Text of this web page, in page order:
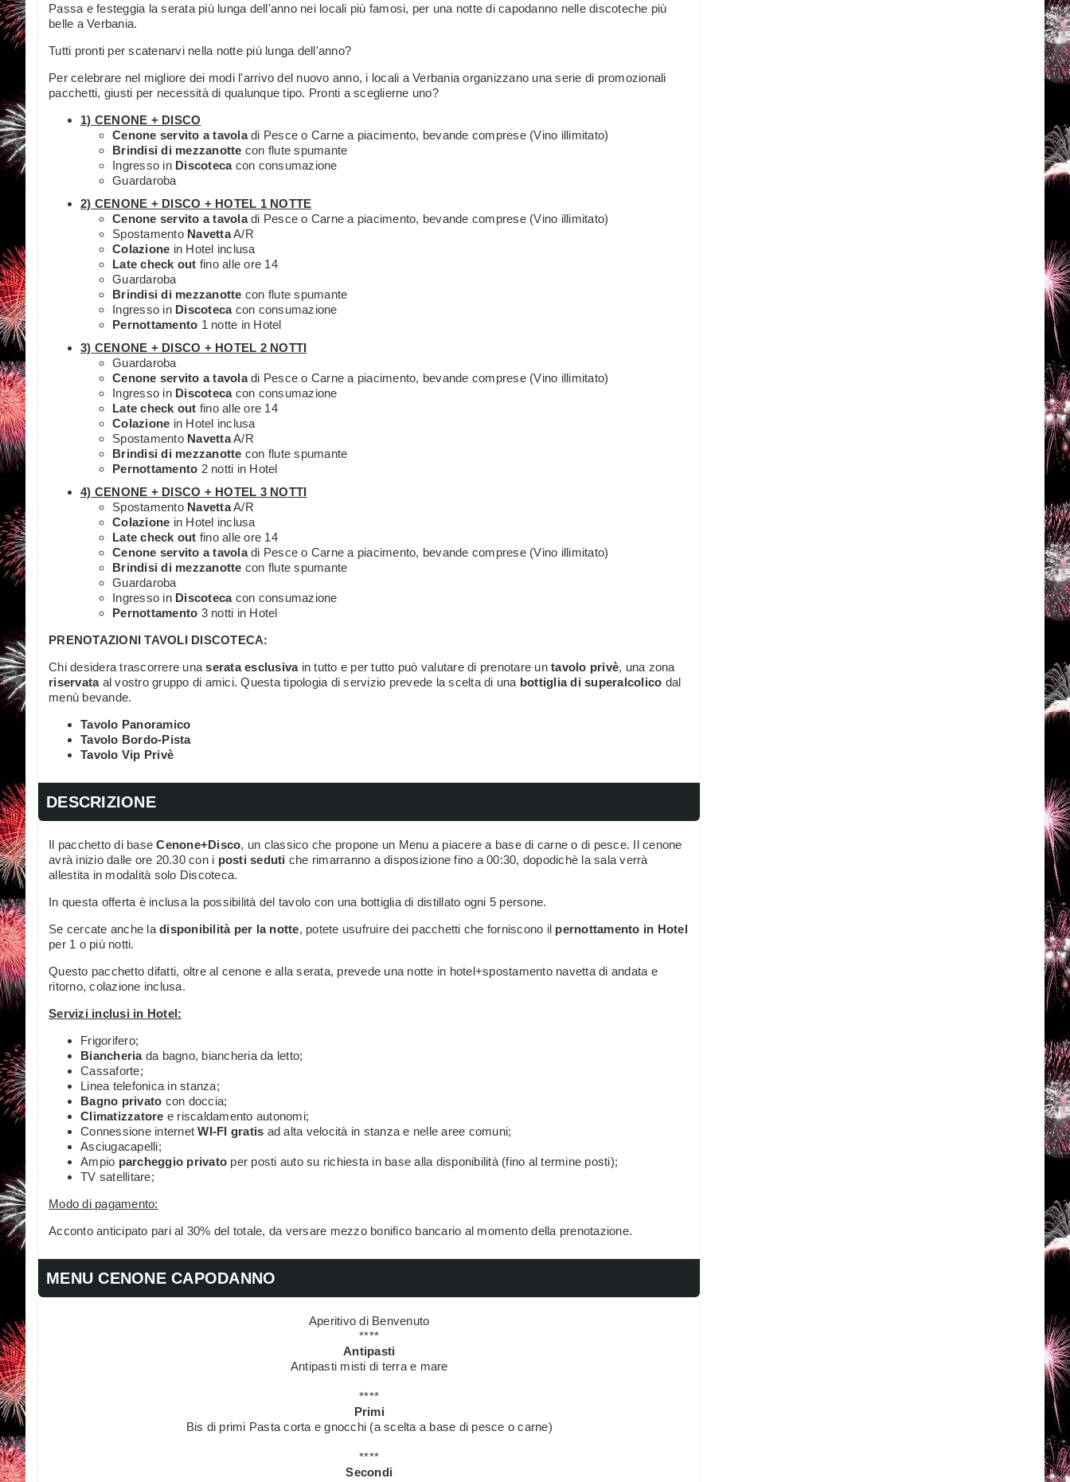
Passa e festeggia la serata più lunga dell'anno nei locali più famosi, per una notte di capodanno nelle discoteche più
belle a Verbania.
Tutti pronti per scatenarvi nella notte più lunga dell'anno?
Per celebrare nel migliore dei modi l'arrivo del nuovo anno, i locali a Verbania organizzano una serie di promozionali
pacchetti, giusti per necessità di qualunque tipo. Pronti a sceglierne uno?
1) CENONE + DISCO
Cenone servito a tavoladi Pesce o Carne a piacimento, bevande comprese (Vino illimitato)
Brindisi di mezzanotte con flute spumante
Ingresso in Discotecacon consumazione
Guardaroba
2) CENONE + DISCO + HOTEL 1 NOTTE
Cenone servito a tavoladi Pesce o Carne a piacimento, bevande comprese (Vino illimitato)
Spostamento NavettaA/R
Colazione in Hotel inclusa
Late check out fino alle ore 14
Guardaroba
Brindisi di mezzanotte con flute spumante
Ingresso in Discotecacon consumazione
Pernottamento 1 notte in Hotel
3) CENONE + DISCO + HOTEL 2 NOTTI
Guardaroba
Cenone servito a tavoladi Pesce o Carne a piacimento, bevande comprese (Vino illimitato)
Ingresso in Discotecacon consumazione
Late check out fino alle ore 14
Colazione in Hotel inclusa
Spostamento NavettaA/R
Brindisi di mezzanotte con flute spumante
Pernottamento 2 notti in Hotel
4) CENONE + DISCO + HOTEL 3 NOTTI
Spostamento NavettaA/R
Colazione in Hotel inclusa
Late check out fino alle ore 14
Cenone servito a tavoladi Pesce o Carne a piacimento, bevande comprese (Vino illimitato)
Brindisi di mezzanotte con flute spumante
Guardaroba
Ingresso in Discotecacon consumazione
Pernottamento 3 notti in Hotel
PRENOTAZIONI TAVOLI DISCOTECA:
Chi desidera trascorrere unaserata esclusivain tutto e per tutto può valutare di prenotare un tavolo privè, una zona
riservataal vostro gruppo di amici. Questa tipologia di servizio prevede la scelta di una bottiglia di superalcolico dal
menù bevande.
Tavolo Panoramico
Tavolo Bordo-Pista
Tavolo Vip Privè
DESCRIZIONE
Il pacchetto di baseCenone+Disco, un classico che propone un Menu a piacere a base di carne o di pesce. Il cenone
avrà inizio dalle ore 20.30 con i posti seduti che rimarranno a disposizione fino a 00:30, dopodichè la sala verrà
allestita in modalità solo Discoteca.
In questa offerta è inclusa la possibilità del tavolo con una bottiglia di distillato ogni 5 persone.
Se cercate anche la disponibilità per la notte, potete usufruire dei pacchetti che forniscono il pernottamento in Hotel
per 1 o più notti.
Questo pacchetto difatti, oltre al cenone e alla serata, prevede una notte in hotel+spostamento navetta di andata e
ritorno, colazione inclusa.
Servizi inclusi in Hotel:
Frigorifero;
Biancheriada bagno, biancheria da letto;
Cassaforte;
Linea telefonica in stanza;
Bagno privato con doccia;
Climatizzatore e riscaldamento autonomi;
Connessione internetWI-FI gratis ad alta velocità in stanza e nelle aree comuni;
Asciugacapelli;
Ampio parcheggio privato per posti auto su richiesta in base alla disponibilità (fino al termine posti);
TV satellitare;
Modo di pagamento:
Acconto anticipato pari al 30% del totale, da versare mezzo bonifico bancario al momento della prenotazione.
MENU CENONE CAPODANNO
Aperitivo di Benvenuto
****
Antipasti
Antipasti misti di terra e mare
****
Primi
Bis di primi Pasta corta e gnocchi (a scelta a base di pesce o carne)
****
Secondi